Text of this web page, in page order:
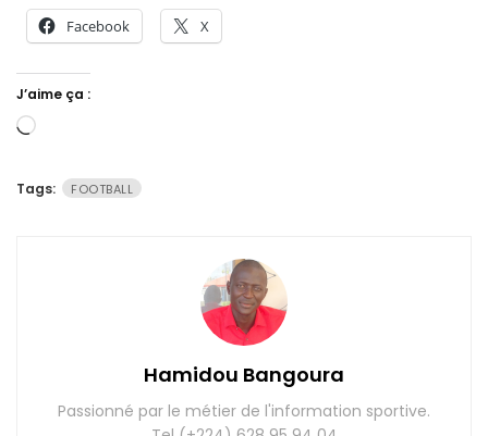
Facebook X
J’aime ça :
Chargement…
Tags: FOOTBALL
Hamidou Bangoura
Passionné par le métier de l'information sportive.